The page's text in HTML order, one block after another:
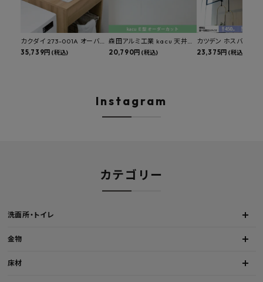
カクダイ 273-001A オーバー
カウンタースロップシンク 選
35,739円 (税込)
森田アルミ工業 kacu 天井付
け物干し E型 サイズオーダー
20,790円 (税込)
カツデン ホスバ 天井
物干し 標準サイズ ス
23,375円 (税込)
Instagram
カテゴリー
洗面所・トイレ
金物
床材